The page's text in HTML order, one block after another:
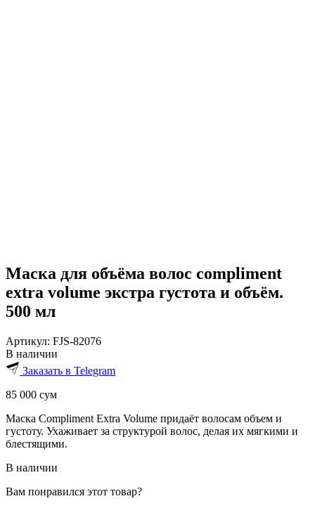
Маска для объёма волос compliment
extra volume экстра густота и объём.
500 мл
Артикул: FJS-82076
В наличии
Заказать в Telegram
85 000 сум
Маска Compliment Extra Volume придаёт волосам объем и
густоту. Ухаживает за структурой волос, делая их мягкими и
блестящими.
В наличии
Вам понравился этот товар?